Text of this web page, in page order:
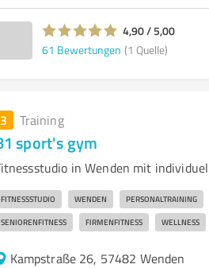
4,90 / 5,00
61 Bewertungen (1 Quelle)
3 Training
sport's gym
in Wenden mit
FITNESSSTUDIO WENDEN PERSONALTRAINING
SENIORENFITNESS FIRMENFITNESS WELLNESS
Kampstraße 26, 57482 Wenden